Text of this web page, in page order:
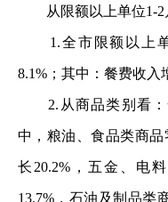
从限额以上单位1-2
1.全市限额以上单
8.1%；其中：餐费收入
2.从商品类别看：
中，粮油、食品类商品
长20.2%，五金、电
13.7%，石油及制品类